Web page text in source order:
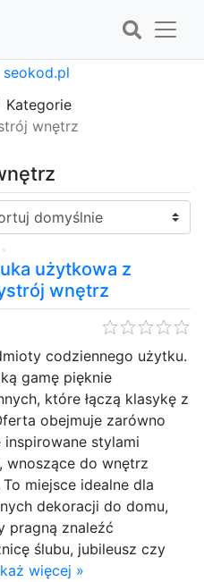
Kategorie
wnętrz
użytkowa z
wnętrz
codziennego użytku.
gamę pięknie
które łączą klasykę z
obejmuje zarówno
stylami
wnoszące do wnętrz
miejsce idealne dla
dekoracji do domu,
pragną znaleźć
ślubu, jubileusz czy
więcej »